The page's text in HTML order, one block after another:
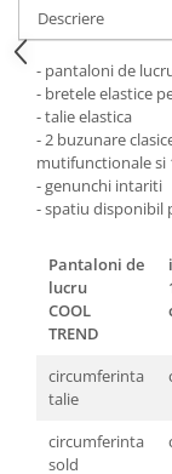
Veste de lucru
Pentru femei
Bluze pentru
Fleece-uri
Halate
Jachete / Bluze
Pantaloni de
Tricouri polo
Veste de lucru
Descriere
- pantaloni de
- bretele elastice
- talie elastica
- 2 buzunare
mutifunctionale si
- genunchi intariti
- spatiu disponibil
Pantaloni de
lucru
COOL
TREND
circumferinta
talie
circumferinta
sold